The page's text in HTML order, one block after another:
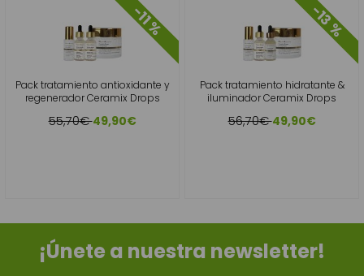
-11 %
Pack tratamiento antioxidante y
regenerador Ceramix Drops
55,70€49,90€
-13 %
Pack tratamiento hidratante &
iluminador Ceramix Drops
56,70€49,90€
¡Únete a nuestra newsletter!